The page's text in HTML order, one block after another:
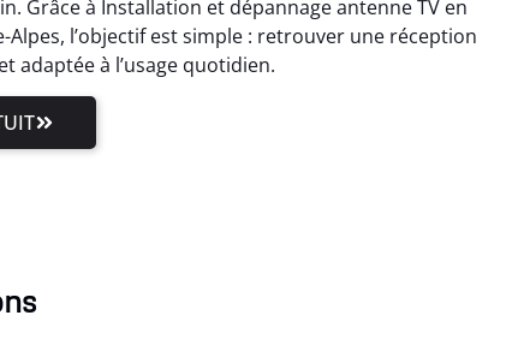
Grâce à Installation et dépannage antenne TV en
Alpes, l’objectif est simple : retrouver une réception
adaptée à l’usage quotidien.